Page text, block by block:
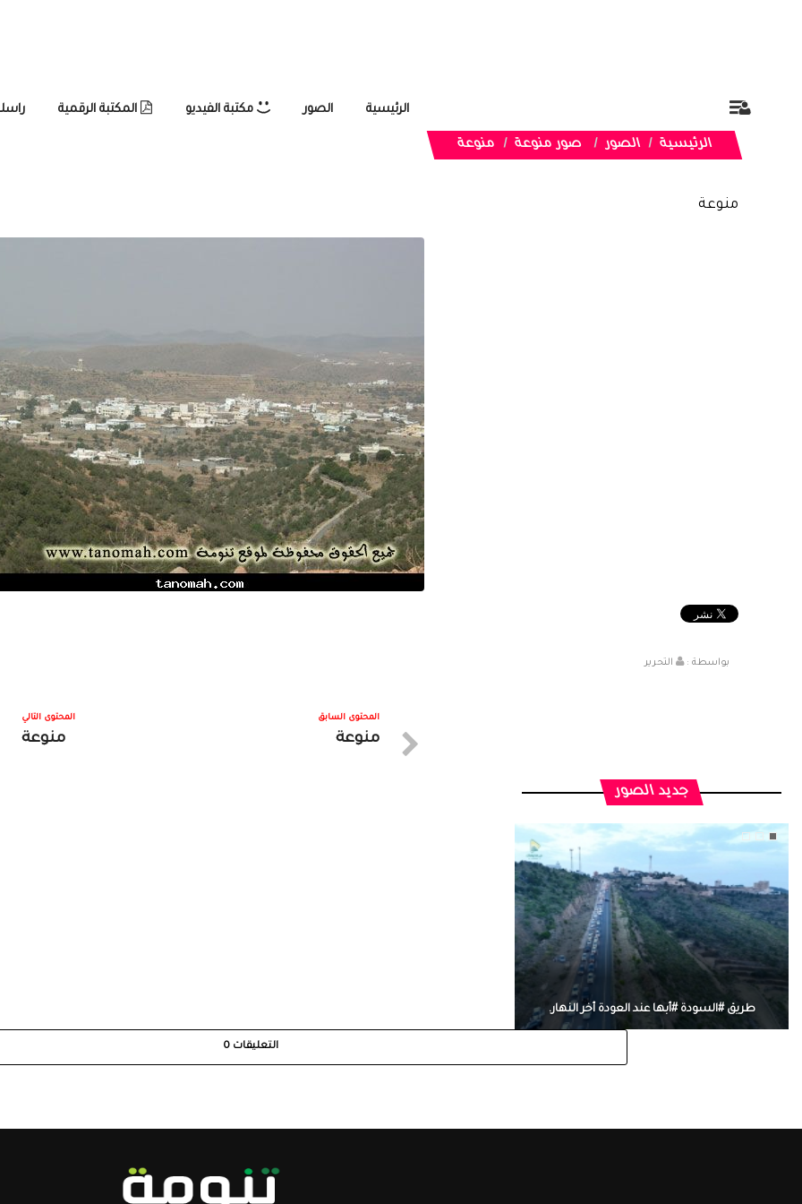
الرئيسية الصور مكتبة الفيديو المكتبة الرقمية
الرئيسية الصور صور منوعة منوعة
منوعة
بواسطة : التحرير
المحتوى السابق
منوعة
المحتوى التالي
منوعة
جديد الصور
طريق #السودة #أبها عند العودة أخر النهار.
التعليقات 0